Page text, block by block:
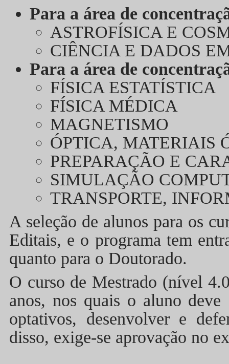
Para a área de
ASTROFÍSICA E
CIÊNCIA E DADOS
Para a área de
FÍSICA ESTATÍSTICA
FÍSICA MÉDICA
MAGNETISMO
ÓPTICA, MATERIAIS
PREPARAÇÃO E
SIMULAÇÃO
TRANSPORTE,
A seleção de alunos para os
Editais, e o programa tem
quanto para o Doutorado.
O curso de Mestrado (nível
anos, nos quais o aluno
optativos, desenvolver e
disso, exige-se aprovação no